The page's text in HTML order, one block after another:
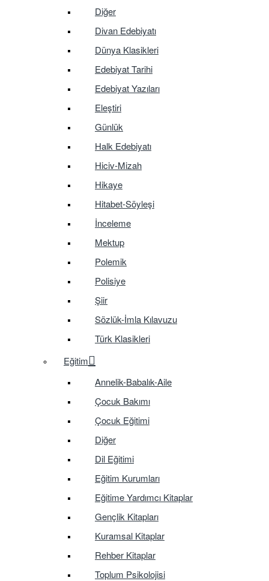
Diğer
Divan Edebiyatı
Dünya Klasikleri
Edebiyat Tarihi
Edebiyat Yazıları
Eleştiri
Günlük
Halk Edebiyatı
Hiciv-Mizah
Hikaye
Hitabet-Söyleşi
İnceleme
Mektup
Polemik
Polisiye
Şiir
Sözlük-İmla Kılavuzu
Türk Klasikleri
Eğitim
Annelik-Babalık-Aile
Çocuk Bakımı
Çocuk Eğitimi
Diğer
Dil Eğitimi
Eğitim Kurumları
Eğitime Yardımcı Kitaplar
Gençlik Kitapları
Kuramsal Kitaplar
Rehber Kitaplar
Toplum Psikolojisi